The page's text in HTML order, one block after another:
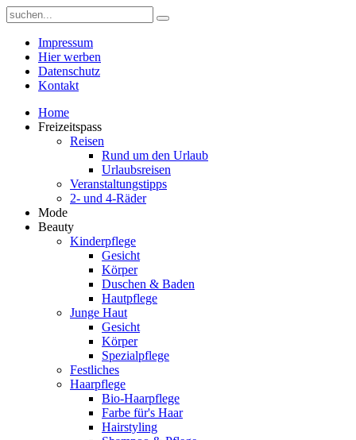
Impressum
Hier werben
Datenschutz
Kontakt
Home
Freizeitspass
Reisen
Rund um den Urlaub
Urlaubsreisen
Veranstaltungstipps
2- und 4-Räder
Mode
Beauty
Kinderpflege
Gesicht
Körper
Duschen & Baden
Hautpflege
Junge Haut
Gesicht
Körper
Spezialpflege
Festliches
Haarpflege
Bio-Haarpflege
Farbe für's Haar
Hairstyling